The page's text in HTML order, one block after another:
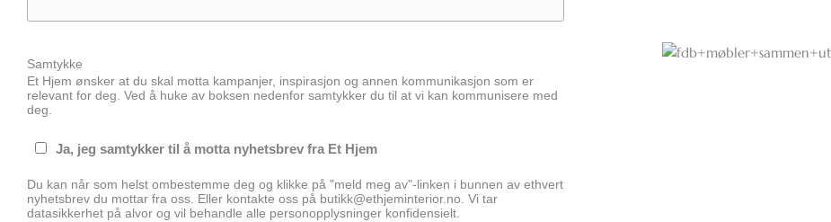
Samtykke
Et Hjem ønsker at du skal motta kampanjer, inspirasjon og annen kommunikasjon som er
relevant for deg. Ved å huke av boksen nedenfor samtykker du til at vi kan kommunisere med
deg.
Ja, jeg samtykker til å motta nyhetsbrev fra Et Hjem
Du kan når som helst ombestemme deg og klikke på "meld meg av"-linken i bunnen av ethvert
nyhetsbrev du mottar fra oss. Eller kontakte oss på butikk@ethjeminterior.no. Vi tar
datasikkerhet på alvor og vil behandle alle personopplysninger konfidensielt.